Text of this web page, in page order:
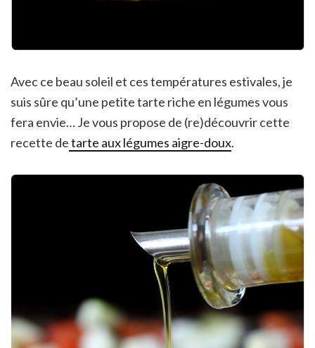
Avec ce beau soleil et ces températures estivales, je
suis sûre qu’une petite tarte riche en légumes vous
fera envie… Je vous propose de (re)découvrir cette
recette detarte aux légumes aigre-doux.